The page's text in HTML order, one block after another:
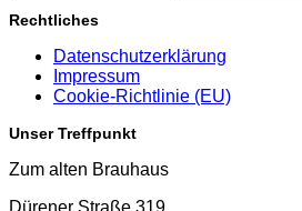
Rechtliches
Datenschutzerklärung
Impressum
Cookie-Richtlinie (EU)
Unser Treffpunkt
Zum alten Brauhaus
Dürener Straße 319